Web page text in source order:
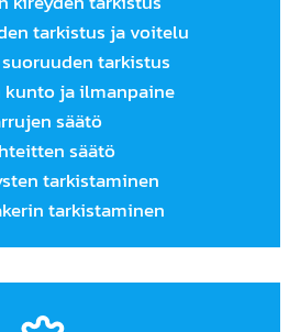
tarkistus ja voitelu
tarkistus
kunto ja ilmanpaine
säätö
säätö
tarkistaminen
tarkistaminen